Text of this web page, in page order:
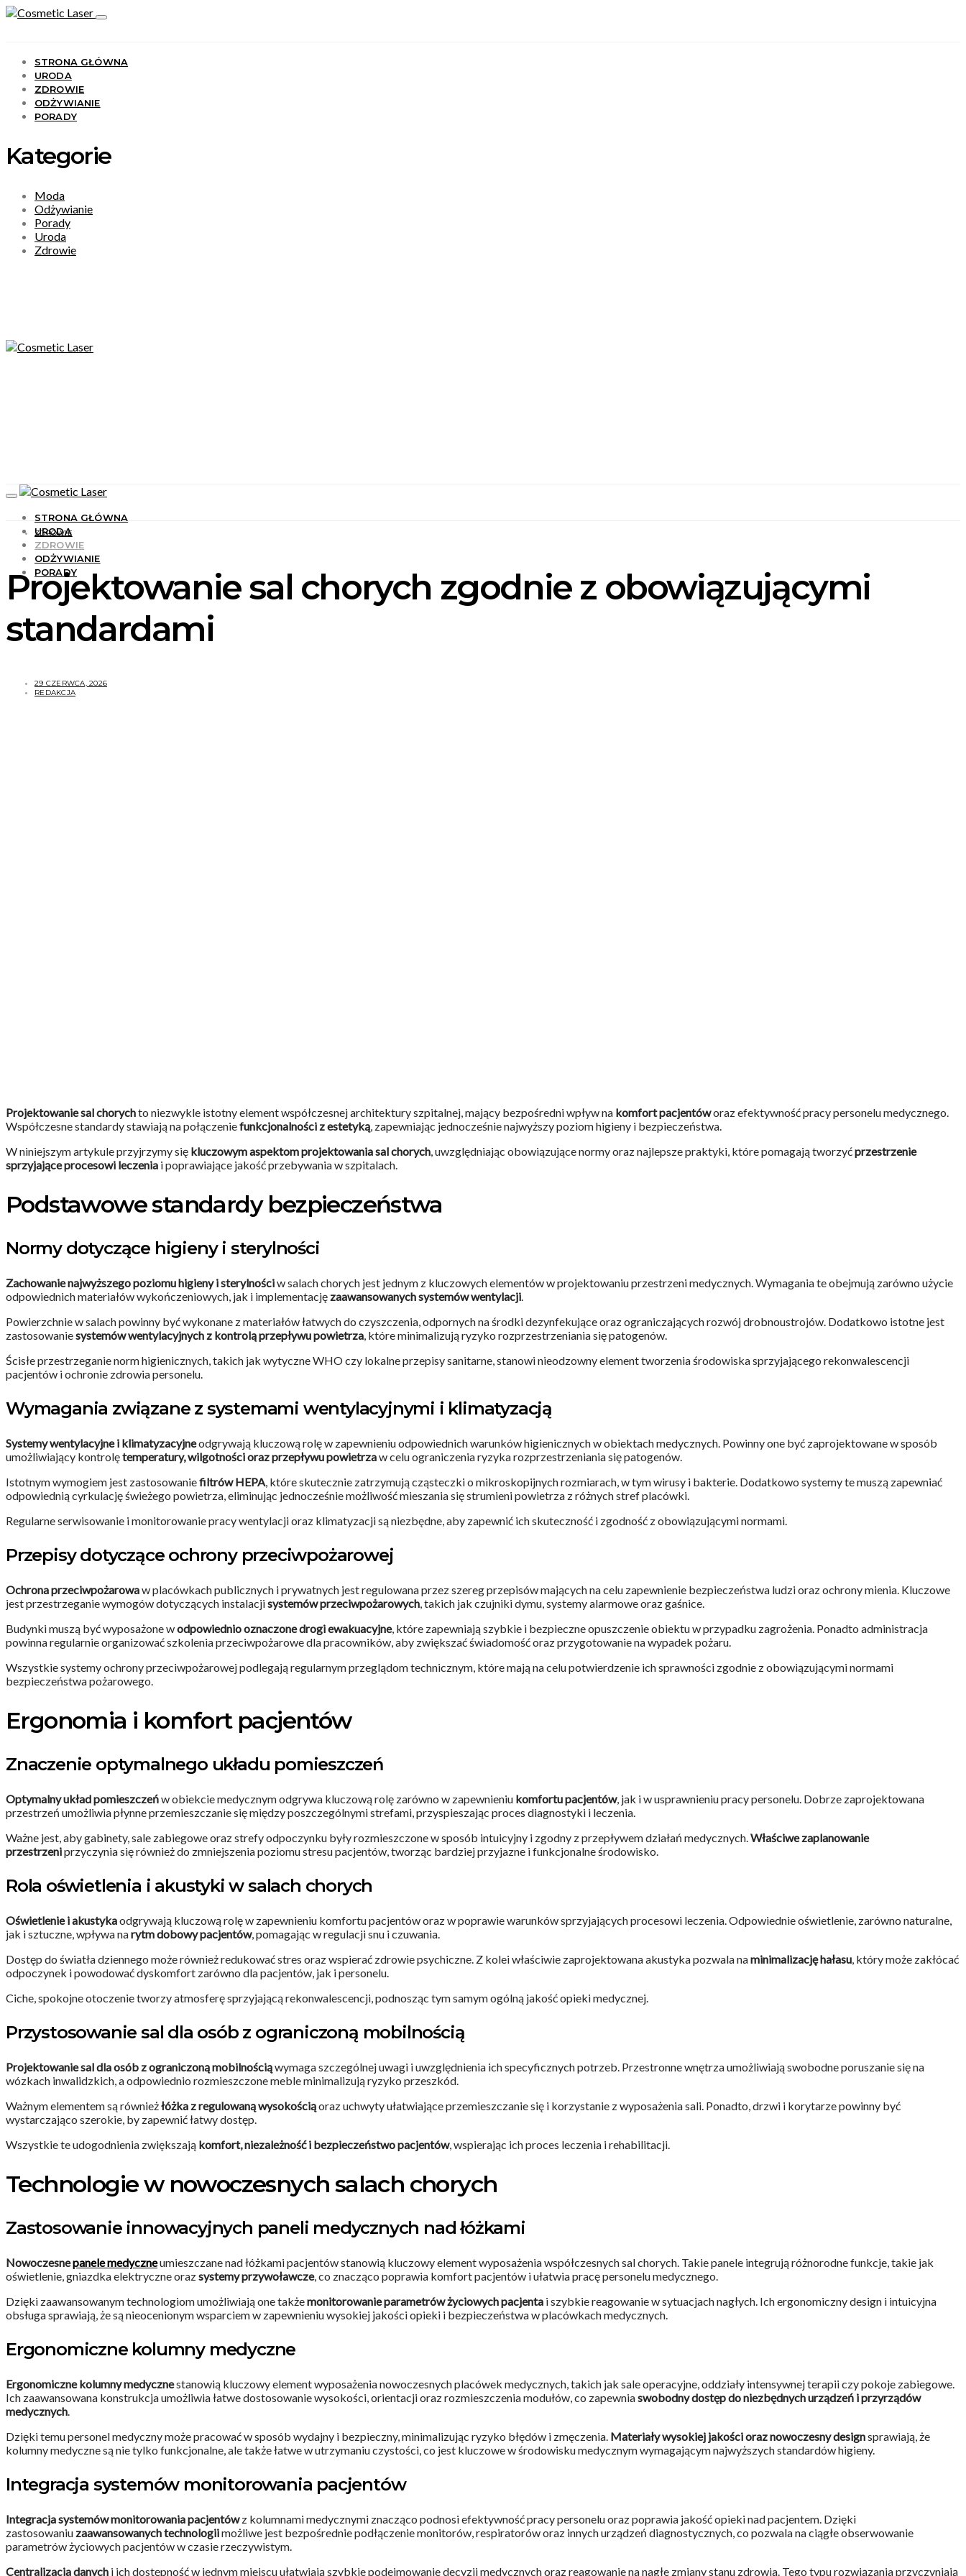
STRONA GŁÓWNA
URODA
ZDROWIE
ODŻYWIANIE
PORADY
Kategorie
Moda
Odżywianie
Porady
Uroda
Zdrowie
STRONA GŁÓWNA
URODA
ZDROWIE
ODŻYWIANIE
PORADY
ZDROWIE
Projektowanie sal chorych zgodnie z obowiązującymi
standardami
29 CZERWCA, 2026
REDAKCJA
Projektowanie sal chorychto niezwykle istotny element współczesnej architektury szpitalnej, mający bezpośredni wpływ na komfort pacjentóworaz efektywność pracy personelu medycznego.
Współczesne standardy stawiają na połączeniefunkcjonalności z estetyką , zapewniając jednocześnie najwyższy poziom higieny i bezpieczeństwa.
W niniejszym artykule przyjrzymy się kluczowym aspektom projektowania sal chorych , uwzględniając obowiązujące normy oraz najlepsze praktyki, które pomagają tworzyćprzestrzenie
sprzyjające procesowi leczenia i poprawiające jakość przebywania w szpitalach.
Podstawowe standardy bezpieczeństwa
Normy dotyczące higieny i sterylności
Zachowanie najwyższego poziomu higieny i sterylnościw salach chorych jest jednym z kluczowych elementów w projektowaniu przestrzeni medycznych. Wymagania te obejmują zarówno użycie
odpowiednich materiałów wykończeniowych, jak i implementację zaawansowanych systemów wentylacji.
Powierzchnie w salach powinny być wykonane z materiałów łatwych do czyszczenia, odpornych na środki dezynfekujące oraz ograniczających rozwój drobnoustrojów. Dodatkowo istotne jest
zastosowaniesystemów wentylacyjnych z kontrolą przepływu powietrza, które minimalizują ryzyko rozprzestrzeniania się patogenów.
Ścisłe przestrzeganie norm higienicznych, takich jak wytyczne WHO czy lokalne przepisy sanitarne, stanowi nieodzowny element tworzenia środowiska sprzyjającego rekonwalescencji
pacjentów i ochronie zdrowia personelu.
Wymagania związane z systemami wentylacyjnymi i klimatyzacją
Systemy wentylacyjne i klimatyzacyjneodgrywają kluczową rolę w zapewnieniu odpowiednich warunków higienicznych w obiektach medycznych. Powinny one być zaprojektowane w sposób
umożliwiający kontrolętemperatury, wilgotności oraz przepływu powietrzaw celu ograniczenia ryzyka rozprzestrzeniania się patogenów.
Istotnym wymogiem jest zastosowaniefiltrów HEPA, które skutecznie zatrzymują cząsteczki o mikroskopijnych rozmiarach, w tym wirusy i bakterie. Dodatkowo systemy te muszą zapewniać
odpowiednią cyrkulację świeżego powietrza, eliminując jednocześnie możliwość mieszania się strumieni powietrza z różnych stref placówki.
Regularne serwisowanie i monitorowanie pracy wentylacji oraz klimatyzacji są niezbędne, aby zapewnić ich skuteczność i zgodność z obowiązującymi normami.
Przepisy dotyczące ochrony przeciwpożarowej
Ochrona przeciwpożarowaw placówkach publicznych i prywatnych jest regulowana przez szereg przepisów mających na celu zapewnienie bezpieczeństwa ludzi oraz ochrony mienia. Kluczowe
jest przestrzeganie wymogów dotyczących instalacjisystemów przeciwpożarowych, takich jak czujniki dymu, systemy alarmowe oraz gaśnice.
Budynki muszą być wyposażone wodpowiednio oznaczone drogi ewakuacyjne, które zapewniają szybkie i bezpieczne opuszczenie obiektu w przypadku zagrożenia. Ponadto administracja
powinna regularnie organizować szkolenia przeciwpożarowe dla pracowników, aby zwiększać świadomość oraz przygotowanie na wypadek pożaru.
Wszystkie systemy ochrony przeciwpożarowej podlegają regularnym przeglądom technicznym, które mają na celu potwierdzenie ich sprawności zgodnie z obowiązującymi normami
bezpieczeństwa pożarowego.
Ergonomia i komfort pacjentów
Znaczenie optymalnego układu pomieszczeń
Optymalny układ pomieszczeńw obiekcie medycznym odgrywa kluczową rolę zarówno w zapewnieniu komfortu pacjentów, jak i w usprawnieniu pracy personelu. Dobrze zaprojektowana
przestrzeń umożliwia płynne przemieszczanie się między poszczególnymi strefami, przyspieszając proces diagnostyki i leczenia.
Ważne jest, aby gabinety, sale zabiegowe oraz strefy odpoczynku były rozmieszczone w sposób intuicyjny i zgodny z przepływem działań medycznych.Właściwe zaplanowanie
przestrzeniprzyczynia się również do zmniejszenia poziomu stresu pacjentów, tworząc bardziej przyjazne i funkcjonalne środowisko.
Rola oświetlenia i akustyki w salach chorych
Oświetlenie i akustykaodgrywają kluczową rolę w zapewnieniu komfortu pacjentów oraz w poprawie warunków sprzyjających procesowi leczenia. Odpowiednie oświetlenie, zarówno naturalne,
jak i sztuczne, wpływa narytm dobowy pacjentów, pomagając w regulacji snu i czuwania.
Dostęp do światła dziennego może również redukować stres oraz wspierać zdrowie psychiczne. Z kolei właściwie zaprojektowana akustyka pozwala naminimalizację hałasu, który może zakłócać
odpoczynek i powodować dyskomfort zarówno dla pacjentów, jak i personelu.
Ciche, spokojne otoczenie tworzy atmosferę sprzyjającą rekonwalescencji, podnosząc tym samym ogólną jakość opieki medycznej.
Przystosowanie sal dla osób z ograniczoną mobilnością
Projektowanie sal dla osób z ograniczoną mobilnościąwymaga szczególnej uwagi i uwzględnienia ich specyficznych potrzeb. Przestronne wnętrza umożliwiają swobodne poruszanie się na
wózkach inwalidzkich, a odpowiednio rozmieszczone meble minimalizują ryzyko przeszkód.
Ważnym elementem są równieżłóżka z regulowaną wysokościąoraz uchwyty ułatwiające przemieszczanie się i korzystanie z wyposażenia sali. Ponadto, drzwi i korytarze powinny być
wystarczająco szerokie, by zapewnić łatwy dostęp.
Wszystkie te udogodnienia zwiększają komfort, niezależność i bezpieczeństwo pacjentów, wspierając ich proces leczenia i rehabilitacji.
Technologie w nowoczesnych salach chorych
Zastosowanie innowacyjnych paneli medycznych nad łóżkami
Nowoczesnepanele medyczneumieszczane nad łóżkami pacjentów stanowią kluczowy element wyposażenia współczesnych sal chorych. Takie panele integrują różnorodne funkcje, takie jak
oświetlenie, gniazdka elektryczne orazsystemy przywoławcze, co znacząco poprawia komfort pacjentów i ułatwia pracę personelu medycznego.
Dzięki zaawansowanym technologiom umożliwiają one takżemonitorowanie parametrów życiowych pacjenta i szybkie reagowanie w sytuacjach nagłych. Ich ergonomiczny design i intuicyjna
obsługa sprawiają, że są nieocenionym wsparciem w zapewnieniu wysokiej jakości opieki i bezpieczeństwa w placówkach medycznych.
Ergonomiczne kolumny medyczne
Ergonomiczne kolumny medycznestanowią kluczowy element wyposażenia nowoczesnych placówek medycznych, takich jak sale operacyjne, oddziały intensywnej terapii czy pokoje zabiegowe.
Ich zaawansowana konstrukcja umożliwia łatwe dostosowanie wysokości, orientacji oraz rozmieszczenia modułów, co zapewniaswobodny dostęp do niezbędnych urządzeń i przyrządów
medycznych.
Dzięki temu personel medyczny może pracować w sposób wydajny i bezpieczny, minimalizując ryzyko błędów i zmęczenia. Materiały wysokiej jakości oraz nowoczesny designsprawiają, że
kolumny medyczne są nie tylko funkcjonalne, ale także łatwe w utrzymaniu czystości, co jest kluczowe w środowisku medycznym wymagającym najwyższych standardów higieny.
Integracja systemów monitorowania pacjentów
Integracja systemów monitorowania pacjentówz kolumnami medycznymi znacząco podnosi efektywność pracy personelu oraz poprawia jakość opieki nad pacjentem. Dzięki
zastosowaniu zaawansowanych technologiimożliwe jest bezpośrednie podłączenie monitorów, respiratorów oraz innych urządzeń diagnostycznych, co pozwala na ciągłe obserwowanie
parametrów życiowych pacjentów w czasie rzeczywistym.
Centralizacja danych i ich dostępność w jednym miejscu ułatwiają szybkie podejmowanie decyzji medycznych oraz reagowanie na nagłe zmiany stanu zdrowia. Tego typu rozwiązania przyczyniają